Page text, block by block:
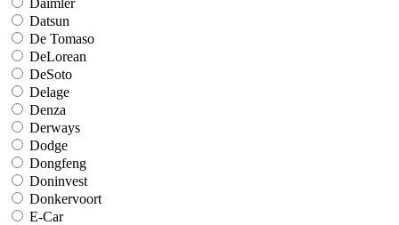
Datsun
De Tomaso
DeLorean
DeSoto
Delage
Denza
Derways
Dodge
Dongfeng
Doninvest
Donkervoort
E-Car